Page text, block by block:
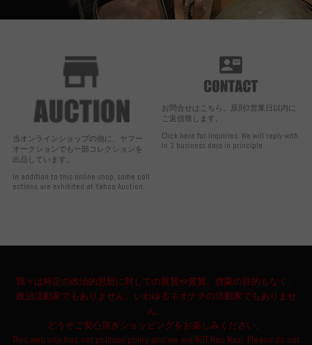
当オンラインショップの他に、ヤフー
オークションでも一部コレクションを
出品しています。
In addition to this online shop, some coll
ections are exhibited at Yahoo Auction.
お問合せはこちら。原則3営業日以内に
ご返信致します。
Click here for inquiries. We will reply with
in 3 business days in principle.
我々は特定の政治的思想に対しての翼賛や賞賛、啓蒙の目的もなく、
政治活動家でもありません。いわゆるネオナチの活動家でもありませ
ん。
どうぞご安心頂きショッピングをお楽しみください。
This web site has not political policy and we are NOT Neo Nazi. Please do not